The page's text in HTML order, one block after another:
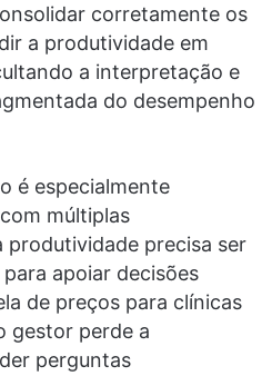
corretamente os
a produtividade em
a interpretação e
do desempenho
é especialmente
múltiplas
produtividade precisa ser
apoiar decisões
de preços para clínicas
gestor perde a
perguntas